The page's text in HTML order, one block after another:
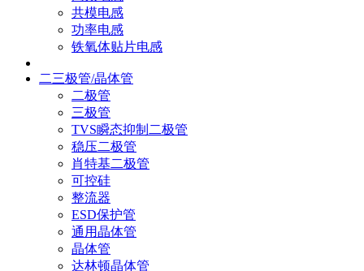
共模电感
功率电感
铁氧体贴片电感
二三极管/晶体管
二极管
三极管
TVS瞬态抑制二极管
稳压二极管
肖特基二极管
可控硅
整流器
ESD保护管
通用晶体管
晶体管
达林顿晶体管